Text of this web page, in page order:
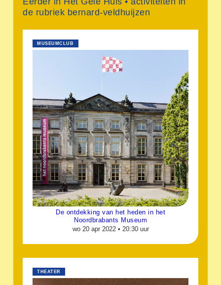
de rubriek bernard-veldhuijzen
MUSEUMCLUB
De ontdekking van het heden in het
Noordbrabants Museum
wo 20 apr 2022 • 20:30 uur
THEATER